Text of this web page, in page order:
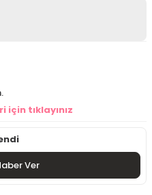
tıklayınız
Ver